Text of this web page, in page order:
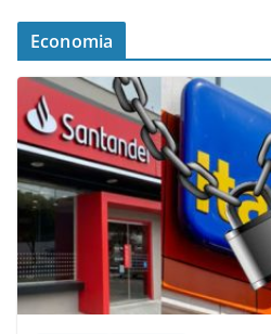
Economia